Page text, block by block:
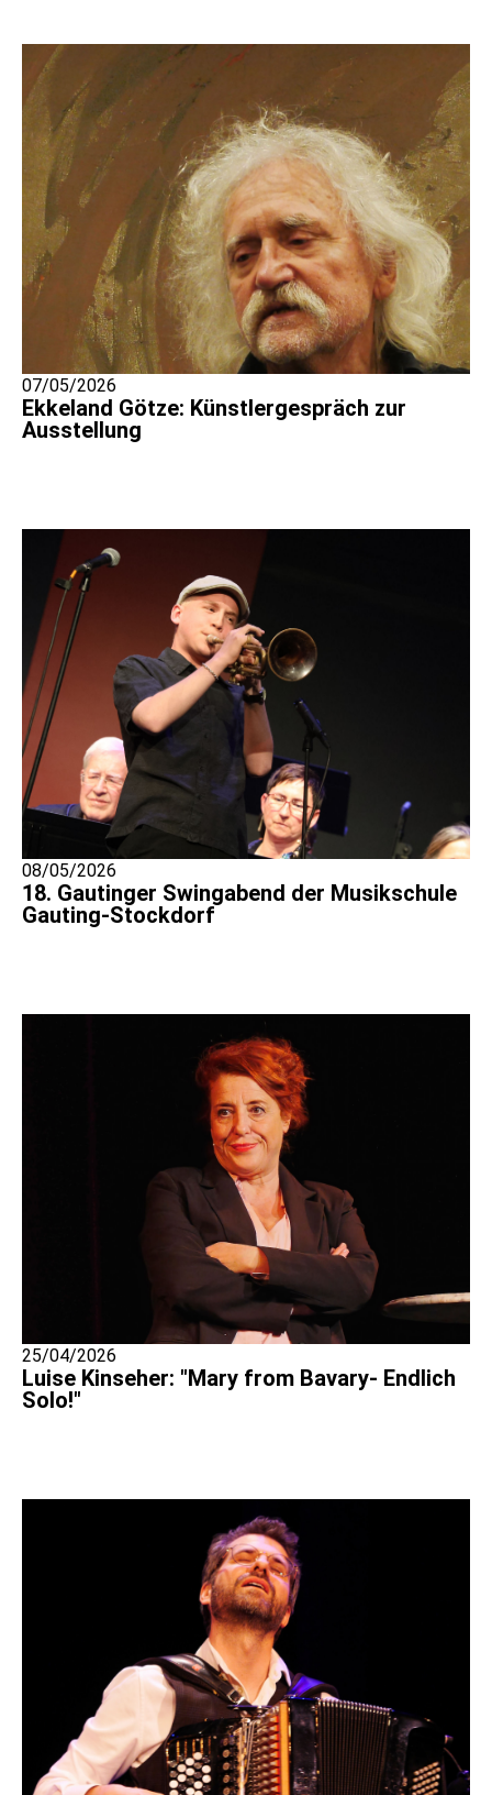
07/05/2026
Ekkeland Götze: Künstlergespräch zur
Ausstellung
08/05/2026
18. Gautinger Swingabend der Musikschule
Gauting-Stockdorf
25/04/2026
Luise Kinseher: "Mary from Bavary- Endlich
Solo!"